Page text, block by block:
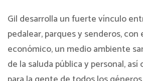
Gil desarrolla un fuerte vínculo
pedalear, parques y senderos,
económico, un medio ambiente
de la saluda pública y personal,